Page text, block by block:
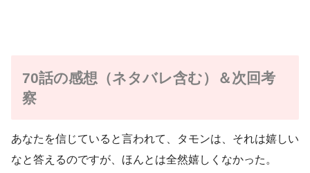
70話の感想（ネタバレ含む）＆次回考
察
あなたを信じていると言われて、タモンは、それは嬉しい
なと答えるのですが、ほんとは全然嬉しくなかった。